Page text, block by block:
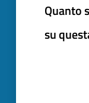
Quanto
su